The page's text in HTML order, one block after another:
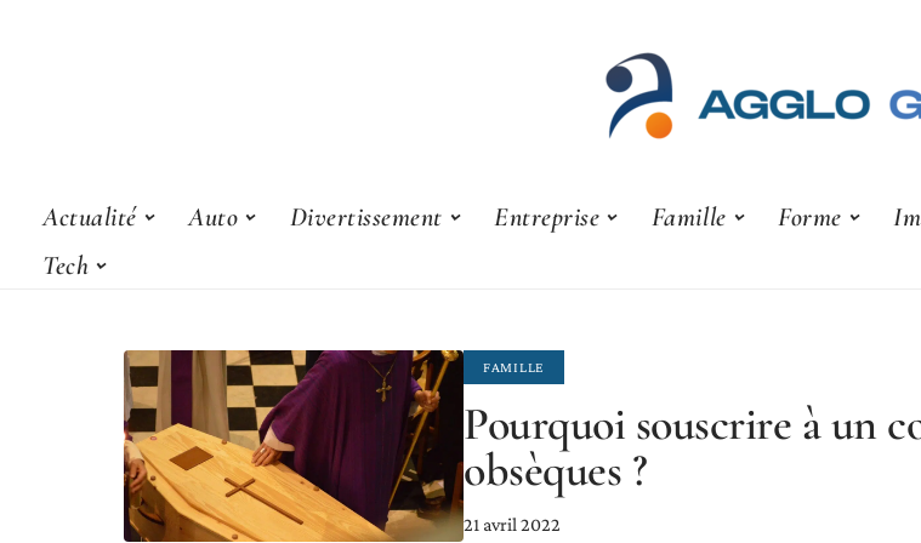
Actualité Auto Divertissement Entreprise Famille Forme
Tech
FAMILLE
Pourquoi souscrire à un
obsèques ?
21 avril 2022